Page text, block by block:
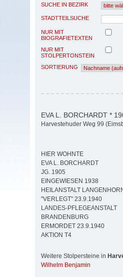
SUCHE IN BEZIRK
STADTTEILSUCHE
NUR MIT
BIOGRAFIETEXTEN
NUR MIT
STOLPERTONSTEIN
SORTIERUNG
EVA L. BORCHARDT *
Harvestehuder Weg 99
HIER WOHNTE
EVA L. BORCHARDT
JG. 1905
EINGEWIESEN 1938
HEILANSTALT
"VERLEGT" 23.9.1940
LANDES-PFLEGEANSTALT
BRANDENBURG
ERMORDET 23.9.1940
AKTION T4
Weitere Stolpersteine in
Wilhelm Benjamin